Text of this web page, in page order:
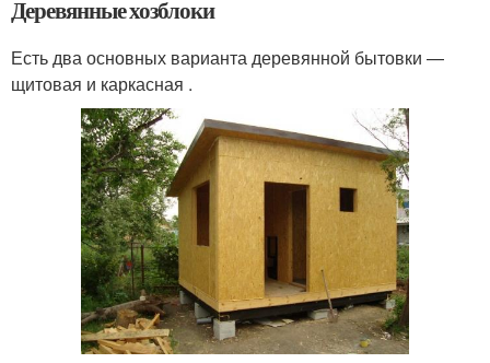
Деревянные хозблоки
Есть два основных варианта деревянной бытовки —
щитовая и каркасная .